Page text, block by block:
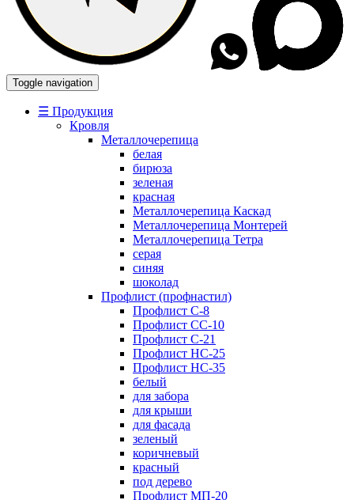
Toggle navigation
☰ Продукция
Кровля
Металлочерепица
белая
бирюза
зеленая
красная
Металлочерепица Каскад
Металлочерепица Монтерей
Металлочерепица Тетра
серая
синяя
шоколад
Профлист (профнастил)
Профлист С-8
Профлист СС-10
Профлист C-21
Профлист НС-25
Профлист НС-35
белый
для забора
для крыши
для фасада
зеленый
коричневый
красный
под дерево
Профлист МП-20